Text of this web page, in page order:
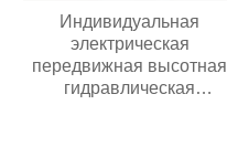
Индивидуальная
электрическая
передвижная высотная
гидравлическая